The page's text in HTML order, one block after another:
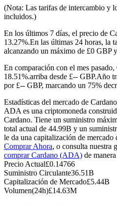
Futuros del USDC
Futuros que utilizan USDC
Copiar Trading
(Nota: Las tarifas de intercambio y
incluidos.)
En los últimos 7 días, el precio de
13.27%.En las últimas 24 horas, la
alcanzando un máximo de £0 GBP
En comparación con el mes
18.51%.arriba desde £-- GBP.Año
por £-- GBP, marcando un 75%
Estadísticas del mercado de Cardano
ADA es una criptomoneda
Cardano. Tiene un suministro
total actual de 44.99B y un
le da una capitalización de
Comprar Ahora, o consulta nuestra
comprar Cardano (ADA) de
Precio Actual£0.14766
Suministro Circulante36.51B
Capitalización de Mercado£5.44B
Volumen(24h)£14.63M